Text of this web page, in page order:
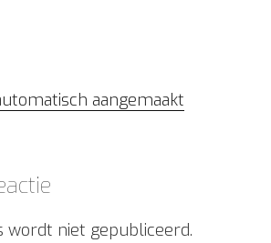
aangemaakt
wordt niet gepubliceerd.